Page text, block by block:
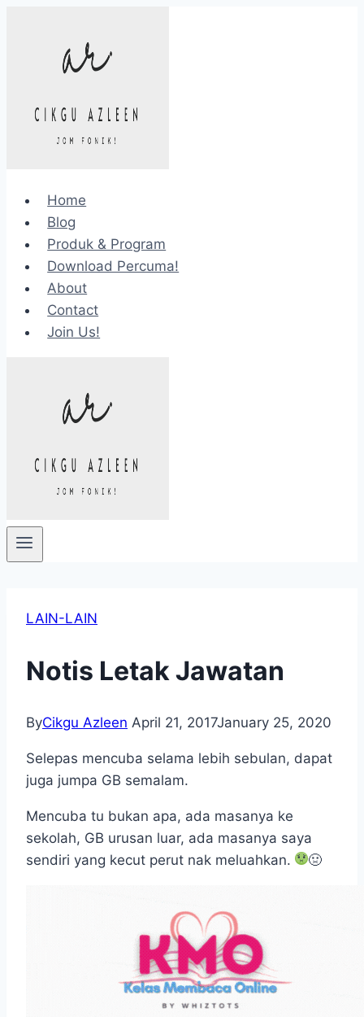
Home
Blog
Produk & Program
Download Percuma!
About
Contact
Join Us!
LAIN-LAIN
Notis Letak Jawatan
ByCikgu Azleen April 21, 2017January 25, 2020
Selepas mencuba selama lebih sebulan, dapat
juga jumpa GB semalam.
Mencuba tu bukan apa, ada masanya ke
sekolah, GB urusan luar, ada masanya saya
sendiri yang kecut perut nak meluahkan.
🤢